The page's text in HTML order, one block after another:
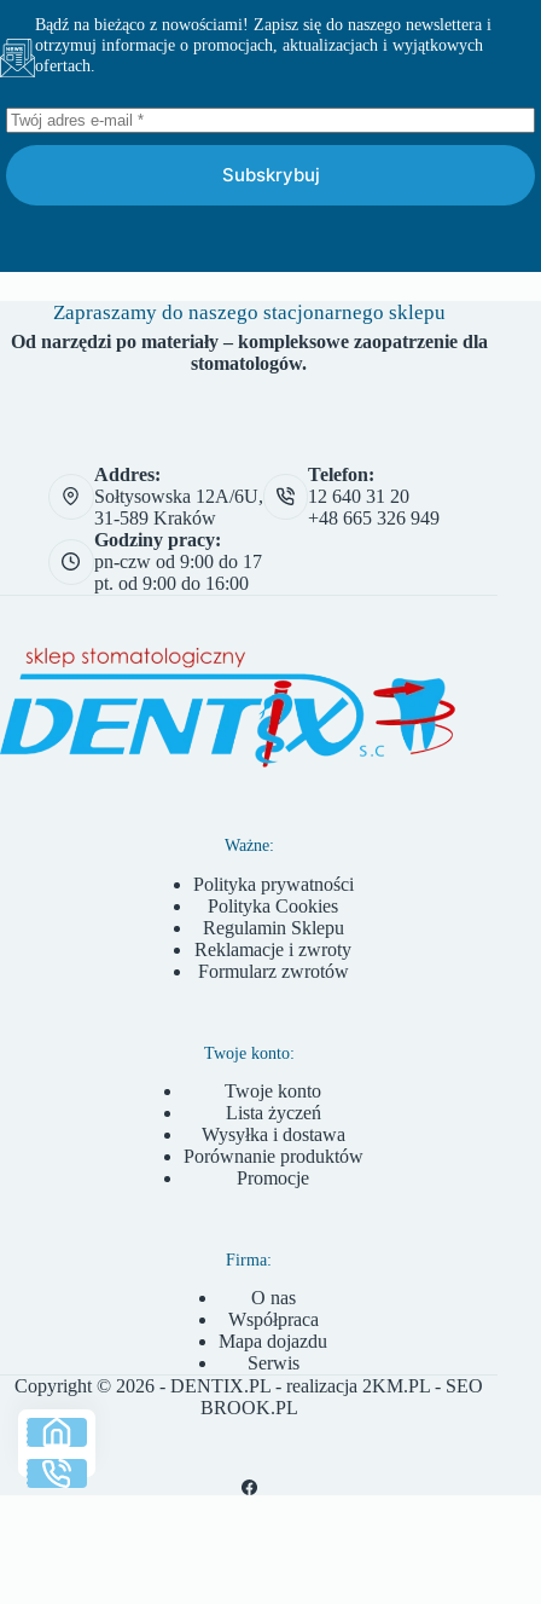
Bądź na bieżąco z nowościami! Zapisz się do naszego newslettera i
otrzymuj informacje o promocjach, aktualizacjach i wyjątkowych
ofertach.
Subskrybuj
Zapraszamy do naszego stacjonarnego sklepu
Od narzędzi po materiały – kompleksowe zaopatrzenie dla
stomatologów.
Addres:
Sołtysowska 12A/6U,
31-589 Kraków
Telefon:
12 640 31 20
+48 665 326 949
Godziny pracy:
pn-czw od 9:00 do 17
pt. od 9:00 do 16:00
Ważne:
Polityka prywatności
Polityka Cookies
Regulamin Sklepu
Reklamacje i zwroty
Formularz zwrotów
Twoje konto:
Twoje konto
Lista życzeń
Wysyłka i dostawa
Porównanie produktów
Promocje
Firma:
O nas
Współpraca
Mapa dojazdu
Serwis
Copyright © 2026 - DENTIX.PL - realizacja 2KM.PL - SEO
BROOK.PL